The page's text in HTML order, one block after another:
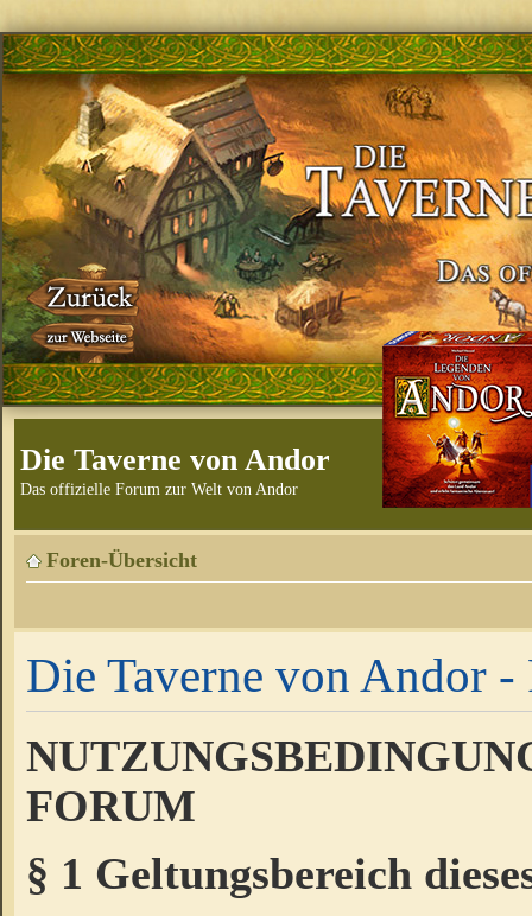
Die Taverne von Andor
Das offizielle Forum zur Welt von Andor
Foren-Übersicht
Die Taverne von Andor -
FORUM
§ 1 Geltungsbereich